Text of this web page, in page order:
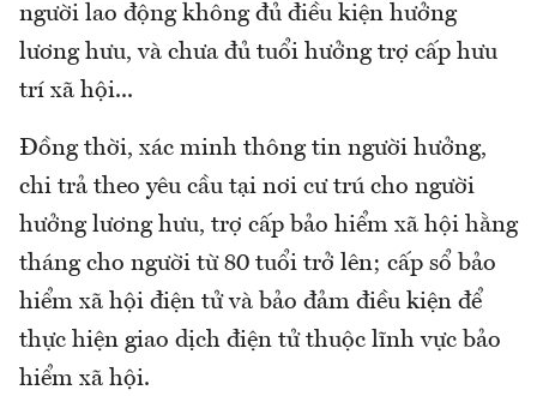
người lao động không đủ điều kiện hưởng
lương hưu, và chưa đủ tuổi hưởng trợ cấp hưu
trí xã hội...
Đồng thời, xác minh thông tin người hưởng,
chi trả theo yêu cầu tại nơi cư trú cho người
hưởng lương hưu, trợ cấp bảo hiểm xã hội hằng
tháng cho người từ 80 tuổi trở lên; cấp sổ bảo
hiểm xã hội điện tử và bảo đảm điều kiện để
thực hiện giao dịch điện tử thuộc lĩnh vực bảo
hiểm xã hội.